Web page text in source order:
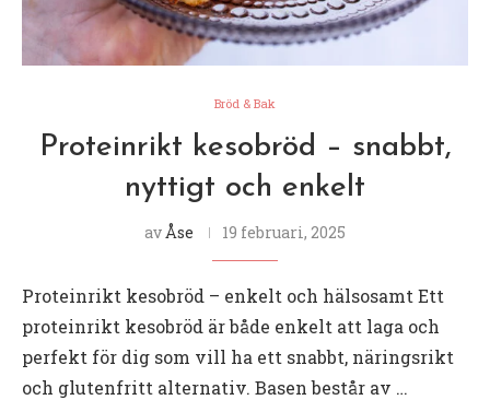
Bröd & Bak
Proteinrikt kesobröd – snabbt,
nyttigt och enkelt
av Åse 19 februari, 2025
Proteinrikt kesobröd – enkelt och hälsosamt Ett
proteinrikt kesobröd är både enkelt att laga och
perfekt för dig som vill ha ett snabbt, näringsrikt
och glutenfritt alternativ. Basen består av …